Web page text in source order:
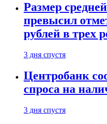
Размер
превысил
рублей в трех
3 дня спустя
Центробанк
спроса на
3 дня спустя